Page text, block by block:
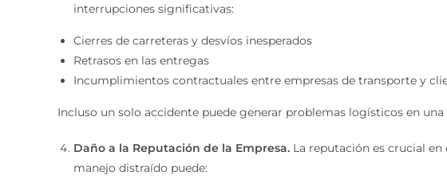
interrupciones significativas:
Cierres de carreteras y desvíos inesperados
Retrasos en las entregas
Incumplimientos contractuales entre empresas de transporte y
Incluso un solo accidente puede generar problemas logísticos en
Daño a la Reputación de la Empresa. La reputación es crucial
manejo distraído puede: